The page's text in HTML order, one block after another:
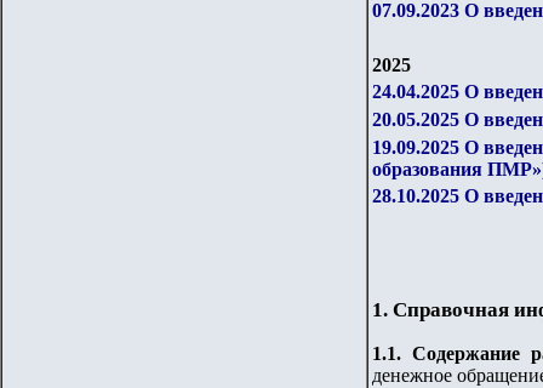
07.09.2023 О
2025
24.04.2025 О
20.05.2025 О
19.09.2025 О
образования
28.10.2025 О
1. Справочная
1.1. Содержание
денежное